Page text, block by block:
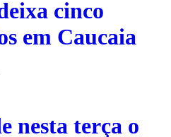
cinco
em Caucaia
nesta terça o